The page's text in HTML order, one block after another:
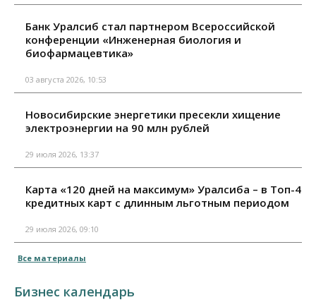
Банк Уралсиб стал партнером Всероссийской
конференции «Инженерная биология и
биофармацевтика»
03 августа 2026, 10:53
Новосибирские энергетики пресекли хищение
электроэнергии на 90 млн рублей
29 июля 2026, 13:37
Карта «120 дней на максимум» Уралсиба – в Топ-4
кредитных карт с длинным льготным периодом
29 июля 2026, 09:10
Все материалы
Бизнес календарь